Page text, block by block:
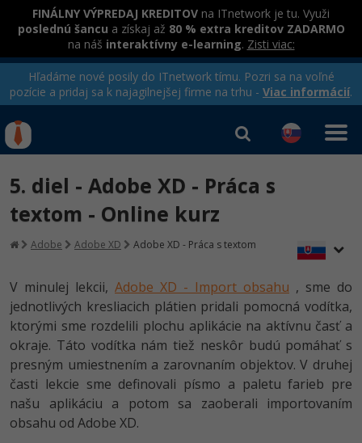
FINÁLNY VÝPREDAJ KREDITOV na ITnetwork je tu. Využi
poslednú šancu a získaj až 80 % extra kreditov ZADARMO
na náš interaktívny e-learning. Zisti viac:
Hľadáme nové posily do ITnetwork tímu. Pozri sa na voľné
pozície a pridaj sa k najagilnejšej firme na trhu - Viac informácií.
Rekvalifikačné kurzy
hradené úradom práce
Kurzy programovania
Java -80%
C# .NET -80%
Python -80%
JavaScript
Kurzy e-commerce
Testovanie softvéru
Marketing -30%
WordPress
SEO -30%
Kurzy dizajnu
HTML/CSS -80%
Photoshop -80%
Adobe Illustrator
Prihlásiť sa Registrovať
5. diel - Adobe XD - Práca s
textom - Online kurz
Adobe Adobe XD Adobe XD - Práca s textom
V minulej lekcii, Adobe XD - Import obsahu , sme do
jednotlivých kresliacich plátien pridali pomocná vodítka,
ktorými sme rozdelili plochu aplikácie na aktívnu časť a
okraje. Táto vodítka nám tiež neskôr budú pomáhať s
presným umiestnením a zarovnaním objektov. V druhej
časti lekcie sme definovali písmo a paletu farieb pre
našu aplikáciu a potom sa zaoberali importovaním
obsahu od Adobe XD.